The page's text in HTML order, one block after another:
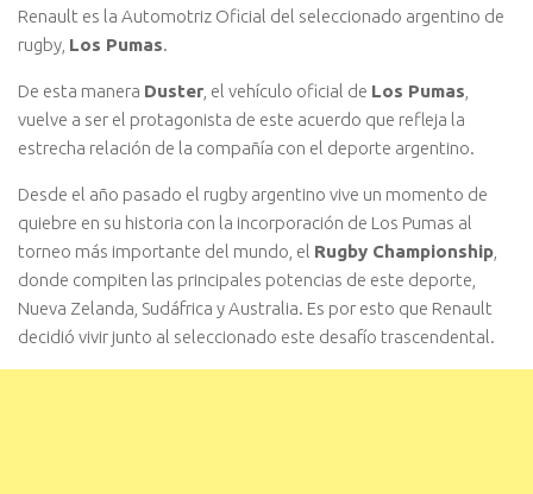
Renault es la Automotriz Oficial del seleccionado argentino de
rugby, Los Pumas.
De esta manera Duster , el vehículo oficial de Los Pumas
vuelve a ser el protagonista de este acuerdo que refleja la
estrecha relación de la compañía con el deporte argentino.
Desde el año pasado el rugby argentino vive un momento de
quiebre en su historia con la incorporación de Los Pumas al
torneo más importante del mundo, el Rugby Championship
donde compiten las principales potencias de este deporte,
Nueva Zelanda, Sudáfrica y Australia. Es por esto que Renault
decidió vivir junto al seleccionado este desafío trascendental.